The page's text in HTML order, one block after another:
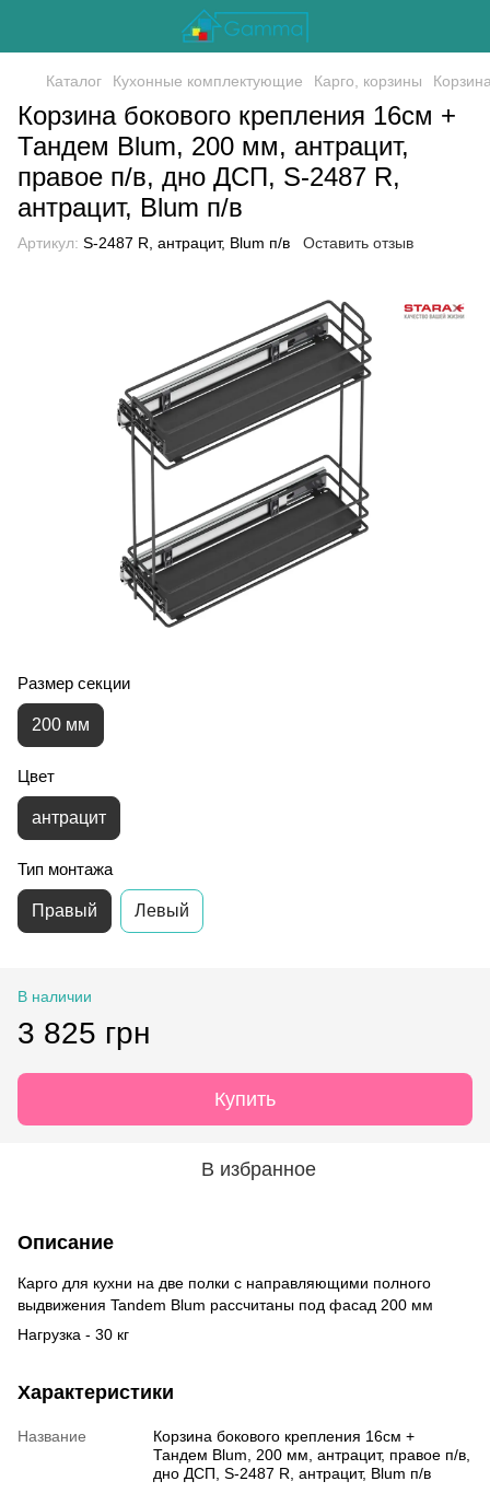
Каталог Кухонные комплектующие Карго, корзины
Корзина бокового крепления 16см +
Тандем Blum, 200 мм, антрацит,
правое п/в, дно ДСП, S-2487 R,
антрацит, Blum п/в
Артикул: S-2487 R, антрацит, Blum п/в Оставить отзыв
Размер секции
200 мм
Цвет
антрацит
Тип монтажа
Правый Левый
В наличии
3 825 грн
Купить
В избранное
Описание
Карго для кухни на две полки c направляющими полного
выдвижения Tandem Blum рассчитаны под фасад 200 мм
Нагрузка - 30 кг
Характеристики
Название
Корзина бокового крепления 16см +
Тандем Blum, 200 мм, антрацит, правое п/в,
дно ДСП, S-2487 R, антрацит, Blum п/в